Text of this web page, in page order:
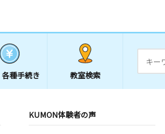
各種手続き 教室検索
KUMON体験者の声